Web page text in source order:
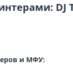
DJ
и МФУ: